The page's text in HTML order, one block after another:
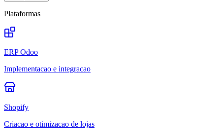
Plataformas
ERP Odoo
Implementacao e integracao
Shopify
Criacao e otimizacao de lojas